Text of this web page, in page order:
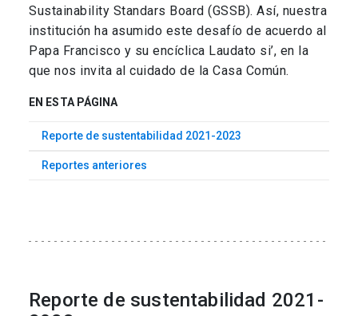
Sustainability Standars Board (GSSB). Así, nuestra
institución ha asumido este desafío de acuerdo al
Papa Francisco y su encíclica Laudato si’, en la
que nos invita al cuidado de la Casa Común.
EN ESTA PÁGINA
Reporte de sustentabilidad 2021-2023
Reportes anteriores
Reporte de sustentabilidad 2021-